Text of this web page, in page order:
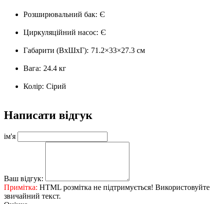
Розширювальний бак: Є
Циркуляційний насос: Є
Габарити (ВхШхГ): 71.2×33×27.3 см
Вага: 24.4 кг
Колір: Сірий
Написати відгук
ім'я
Ваш відгук:
Примітка: HTML розмітка не підтримується! Використовуйте
звичайний текст.